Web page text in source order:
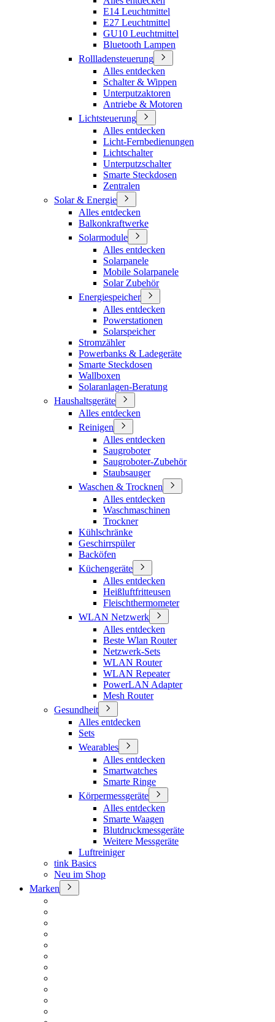
E14 Leuchtmittel
E27 Leuchtmittel
GU10 Leuchtmittel
Bluetooth Lampen
Rollladensteuerung
Alles entdecken
Schalter & Wippen
Unterputzaktoren
Antriebe & Motoren
Lichtsteuerung
Alles entdecken
Licht-Fernbedienungen
Lichtschalter
Unterputzschalter
Smarte Steckdosen
Zentralen
Solar & Energie
Alles entdecken
Balkonkraftwerke
Solarmodule
Alles entdecken
Solarpanele
Mobile Solarpanele
Solar Zubehör
Energiespeicher
Alles entdecken
Powerstationen
Solarspeicher
Stromzähler
Powerbanks & Ladegeräte
Smarte Steckdosen
Wallboxen
Solaranlagen-Beratung
Haushaltsgeräte
Alles entdecken
Reinigen
Alles entdecken
Saugroboter
Saugroboter-Zubehör
Staubsauger
Waschen & Trocknen
Alles entdecken
Waschmaschinen
Trockner
Kühlschränke
Geschirrspüler
Backöfen
Küchengeräte
Alles entdecken
Heißluftfritteusen
Fleischthermometer
WLAN Netzwerk
Alles entdecken
Beste Wlan Router
Netzwerk-Sets
WLAN Router
WLAN Repeater
PowerLAN Adapter
Mesh Router
Gesundheit
Alles entdecken
Sets
Wearables
Alles entdecken
Smartwatches
Smarte Ringe
Körpermessgeräte
Alles entdecken
Smarte Waagen
Blutdruckmessgeräte
Weitere Messgeräte
Luftreiniger
tink Basics
Neu im Shop
Marken